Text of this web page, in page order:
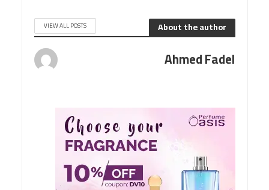
About the author
VIEW ALL POSTS
Ahmed Fadel